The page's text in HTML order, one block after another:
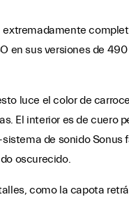
extremadamente
en sus versiones de
luce el color de
El interior es de cuero
de sonido Sonus
oscurecido.
como la capota